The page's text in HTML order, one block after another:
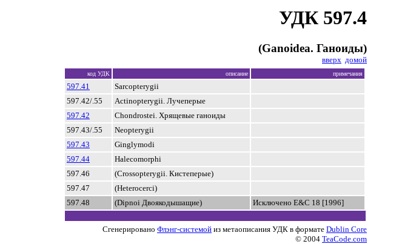
УДК 597.4
(Ganoidea. Ганоиды)
вверх домой
код УДК описание примечания
597.41
Sarcopterygii
597.42/.55
Actinopterygii. Лучеперые
597.42
Chondrostei. Хрящевые ганоиды
597.43/.55
Neopterygii
597.43
Ginglymodi
597.44
Halecomorphi
597.46
(Crossopterygii. Кистеперые)
597.47
(Heterocerci)
597.48
(Dipnoi Двоякодышащие) Исключено E&C 18 [1996]
Сгенерировано Флэнг-системой из метаописания УДК в формате Dublin Core
© 2004 TeaCode.com